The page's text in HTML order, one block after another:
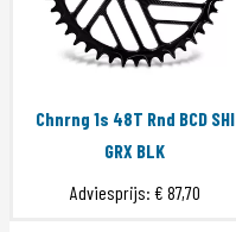
Chnrng 1s 48T Rnd BCD SHI
GRX BLK
Adviesprijs: € 87,70